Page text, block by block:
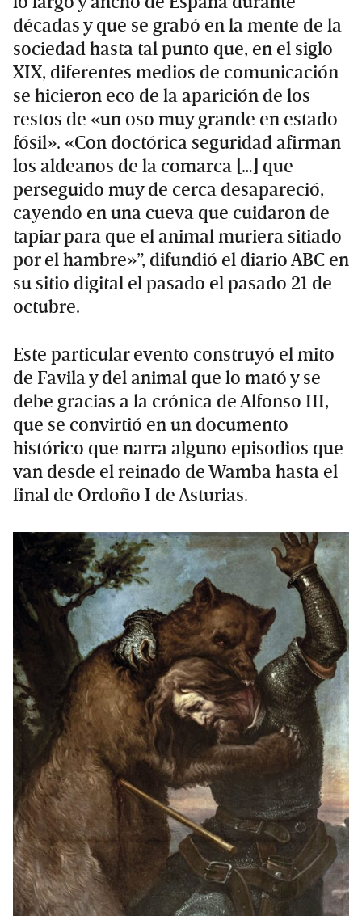
décadas y que se grabó en la mente de la
sociedad hasta tal punto que, en el siglo
XIX, diferentes medios de comunicación
se hicieron eco de la aparición de los
restos de «un oso muy grande en estado
fósil». «Con doctórica seguridad afirman
los aldeanos de la comarca […] que
perseguido muy de cerca desapareció,
cayendo en una cueva que cuidaron de
tapiar para que el animal muriera sitiado
por el hambre»”, difundió el diario ABC en
su sitio digital el pasado el pasado 21 de
octubre.
Este particular evento construyó el mito
de Favila y del animal que lo mató y se
debe gracias a la crónica de Alfonso III,
que se convirtió en un documento
histórico que narra alguno episodios que
van desde el reinado de Wamba hasta el
final de Ordoño I de Asturias.